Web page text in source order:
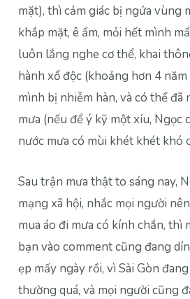
mặt), thì cảm giác bị ngứa vùng
khắp mặt, ê ẩm, mỏi hết mình
luôn lắng nghe cơ thể, khai
hành xổ độc (khoảng hơn 4
mình bị nhiễm hàn, và có thể đã
mưa (nếu để ý kỹ một xíu, Ngọc
nước mưa có mùi khét khét khó
Sau trận mưa thật to sáng nay,
mạng xã hội, nhắc mọi người
mua áo đi mưa có kính chắn, thì
bạn vào comment cũng đang
ẹp mấy ngày rồi, vì Sài Gòn
thường quá, và mọi người cũng